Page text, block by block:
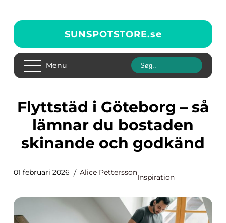
SUNSPOTSTORE.se
Menu
Flyttstäd i Göteborg – så
lämnar du bostaden
skinande och godkänd
01 februari 2026 Alice Pettersson
Inspiration